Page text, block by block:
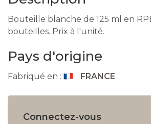
Bouteille blanche de 125 ml en
bouteilles. Prix à l'unité.
Pays d'origine
Fabriqué en : FRANCE
Connectez-vous